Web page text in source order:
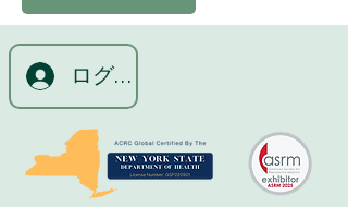
ログイン